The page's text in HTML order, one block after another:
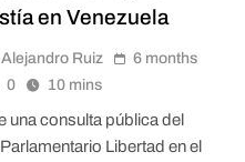
en Venezuela
Ruiz
6 months
0 10 mins
una consulta pública del
Libertad en el